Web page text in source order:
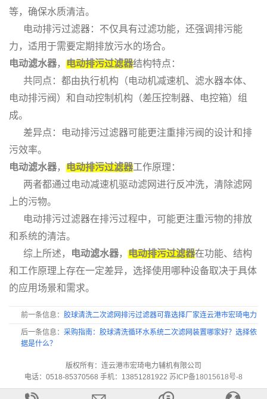
等，确保水质清洁。
电动排污过滤器：不仅具有过滤功能，还强调排污能
力，适用于需要定期排放污水的场合。
电动滤水器， 电动排污过滤器结构特点：
共同点：都由执行机构（电动机减速机、滤水器本体、
电动排污阀）和自动控制机构（差压控制器、电控箱）组
成。
差异点：电动排污过滤器可能更注重排污阀的设计和排
污效率。
电动滤水器， 电动排污过滤器工作原理：
两者都通过电动减速机驱动滤网进行反冲洗，清除滤网
上的污物。
电动排污过滤器在排污过程中，可能更注重污物的排放
和系统的清洁。
综上所述，
电动滤水器， 电动排污过滤器在功能、结构
和工作原理上存在一定差异，选择使用哪种设备取决于具体
的应用场景和需求。
前一条信息： 胶球清洗二次滤网排污过滤器可靠选择厂家连云港市宏琦电力
后一条信息： 采购指南：胶球清洗循环水系统二次滤网装置哪家好？选择依
据是什么？
版权所有：连云港市宏琦电力辅机有限公司
电话：0518-85370568 手机：13851281922 苏ICP备18015618号-8